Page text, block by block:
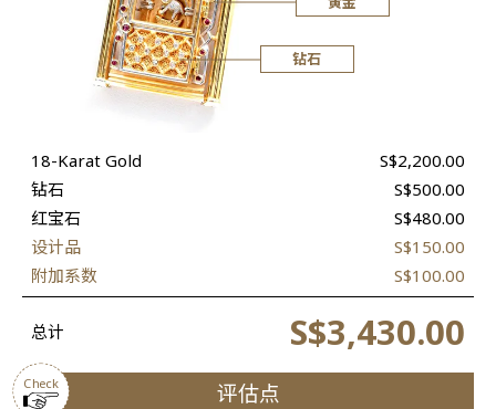
钻石
18-Karat Gold
S$2,200.00
钻石
S$500.00
红宝石
S$480.00
设计品
S$150.00
附加系数
S$100.00
总计 S$3,430.00
Check 评估点